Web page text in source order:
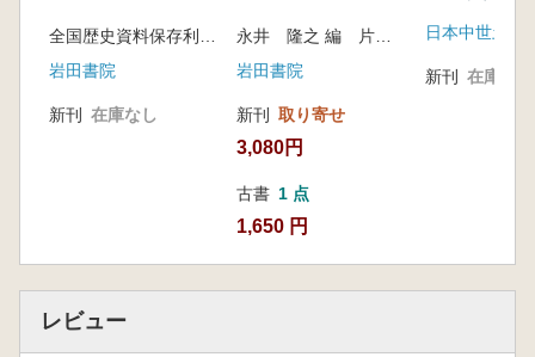
岩田書院
新刊 在庫なし
岩田書院
新刊 取り寄せ
3,080円
古書 1 点
1,650 円
日本中世土器
新刊 在庫なし
レビュー